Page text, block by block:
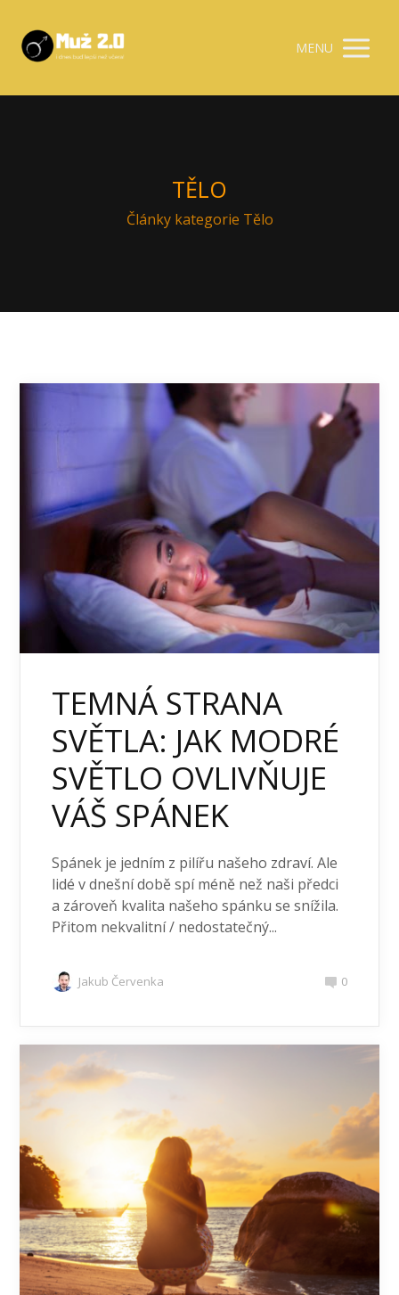
MENU
TĚLO
Články kategorie Tělo
TEMNÁ STRANA
SVĚTLA: JAK MODRÉ
SVĚTLO OVLIVŇUJE
VÁŠ SPÁNEK
Spánek je jedním z pilířu našeho zdraví. Ale
lidé v dnešní době spí méně než naši předci
a zároveň kvalita našeho spánku se snížila.
Přitom nekvalitní / nedostatečný...
Jakub Červenka 0